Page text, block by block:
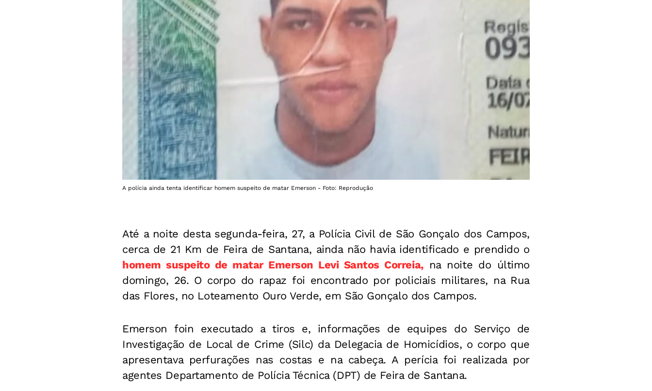
A polícia ainda tenta identificar homem suspeito de matar Emerson - Foto: Reprodução
Até a noite desta segunda-feira, 27, a Polícia Civil de São Gonçalo dos Campos,
cerca de 21 Km de Feira de Santana, ainda não havia identificado e prendido o
homem suspeito de matar Emerson Levi Santos Correia, na noite do último
domingo, 26. O corpo do rapaz foi encontrado por policiais militares, na Rua
das Flores, no Loteamento Ouro Verde, em São Gonçalo dos Campos.
Emerson foin executado a tiros e, informações de equipes do Serviço de
Investigação de Local de Crime (Silc) da Delegacia de Homicídios, o corpo que
apresentava perfurações nas costas e na cabeça. A perícia foi realizada por
agentes Departamento de Polícia Técnica (DPT) de Feira de Santana.